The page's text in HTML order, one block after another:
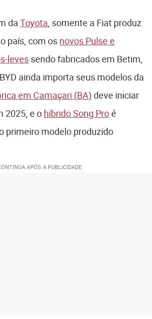
da Toyota , somente a Fiat produz
país, com os novos Pulse e
leves sendo fabricados em Betim,
ainda importa seus modelos da
em Camaçari (BA) deve iniciar
2025, e o híbrido Song Proé
primeiro modelo produzido